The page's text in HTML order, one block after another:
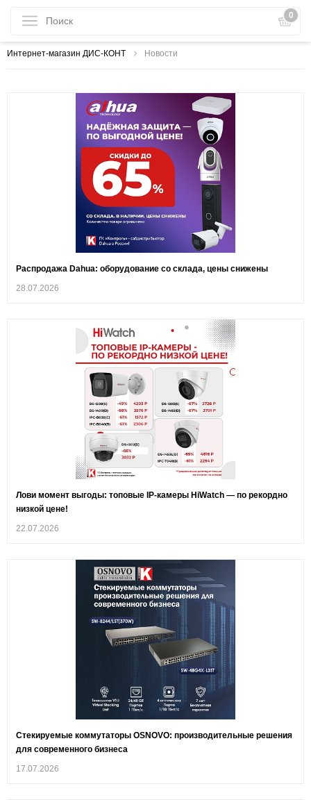
0
Интернет-магазин ДИС-КОНТ Новости
Распродажа Dahua: оборудование со склада, цены снижены
28.07.2026
Лови момент выгоды: топовые IP‑камеры HiWatch — по рекордно
низкой цене!
22.07.2026
Стекируемые коммутаторы OSNOVO: производительные решения
для современного бизнеса
17.07.2026